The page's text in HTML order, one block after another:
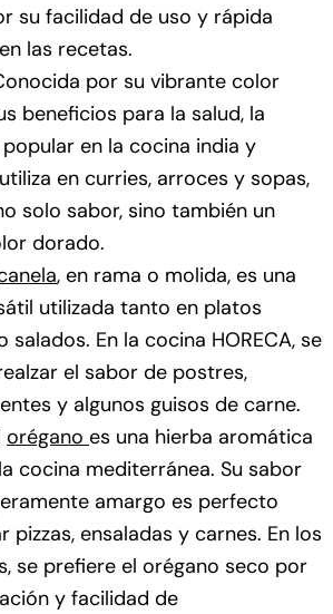
su facilidad de uso y rápida
las recetas.
por su vibrante color
beneficios para la salud, la
en la cocina india y
en curries, arroces y sopas,
solo sabor, sino también un
dorado.
, en rama o molida, es una
utilizada tanto en platos
salados. En la cocina HORECA, se
el sabor de postres,
y algunos guisos de carne.
orégano es una hierba aromática
cocina mediterránea. Su sabor
amargo es perfecto
pizzas, ensaladas y carnes. En los
se prefiere el orégano seco por
y facilidad de